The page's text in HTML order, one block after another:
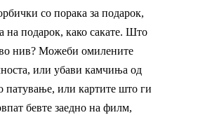
со порака за подарок,
на подарок, како сакате. Што
нив? Можеби омилените
или убави камчиња од
патување, или картите што ги
бевте заедно на филм,